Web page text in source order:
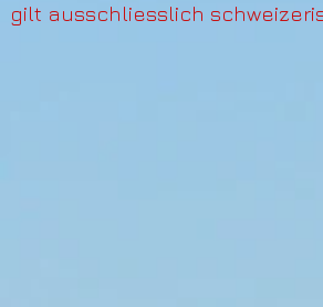
gilt ausschliesslich